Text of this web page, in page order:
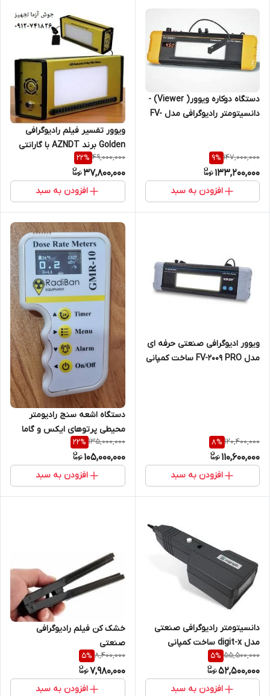
دستگاه دوکاره ویوور( Viewer) -
دانسیتومتر رادیوگرافی مدل FV-
147,000,000
9%
133,200,000
افزودن به سبد
ویوور تفسیر فیلم رادیوگرافی
Golden برند AZNDT با گارانتی
18 ماهه
49,000,000
22%
37,800,000
افزودن به سبد
ویوور ادیوگرافی صنعتی حرفه ای
مدل FV-2009 PRO ساخت کمپانی
120,400,000
8%
110,600,000
افزودن به سبد
دستگاه اشعه سنج رادیومتر
محیطی پرتوهای ایکس و گاما
مخصوص رادیوگرافی صنعتی و
پزشکی مدل GMR-10
135,000,000
22%
105,000,000
افزودن به سبد
دانسیتومتر رادیوگرافی صنعتی
مدل digit-x ساخت کمپانی
Xograph انگلستان
55,500,000
5%
52,500,000
افزودن به سبد
خشک کن فیلم رادیوگرافی
صنعتی
8,400,000
5%
7,980,000
افزودن به سبد